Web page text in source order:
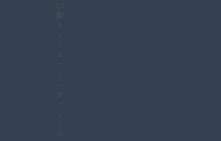
QUCC
製
ト
ラ
ン
ス
フ
ィ
ー
ド
バ
ッ
ク
方